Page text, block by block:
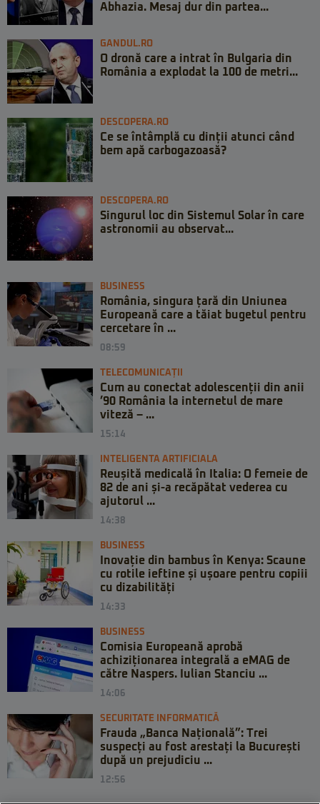
Abhazia. Mesaj dur din partea...
GANDUL.RO
O dronă care a intrat în Bulgaria din
România a explodat la 100 de metri...
DESCOPERA.RO
Ce se întâmplă cu dinții atunci când
bem apă carbogazoasă?
DESCOPERA.RO
Singurul loc din Sistemul Solar în care
astronomii au observat...
BUSINESS
România, singura țară din Uniunea
Europeană care a tăiat bugetul pentru
cercetare în ...
08:59
TELECOMUNICAȚII
Cum au conectat adolescenții din anii
’90 România la internetul de mare
viteză – ...
15:14
INTELIGENTA ARTIFICIALA
Reușită medicală în Italia: O femeie de
82 de ani și-a recăpătat vederea cu
ajutorul ...
14:38
BUSINESS
Inovație din bambus în Kenya: Scaune
cu rotile ieftine și ușoare pentru copiii
cu dizabilități
14:33
BUSINESS
Comisia Europeană aprobă
achiziționarea integrală a eMAG de
către Naspers. Iulian Stanciu ...
14:06
SECURITATE INFORMATICĂ
Frauda „Banca Națională”: Trei
suspecți au fost arestați la București
după un prejudiciu ...
12:56